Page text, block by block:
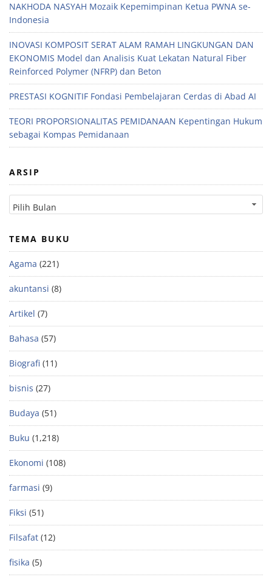
NAKHODA NASYAH Mozaik Kepemimpinan Ketua PWNA se-
Indonesia
INOVASI KOMPOSIT SERAT ALAM RAMAH LINGKUNGAN DAN
EKONOMIS Model dan Analisis Kuat Lekatan Natural Fiber
Reinforced Polymer (NFRP) dan Beton
PRESTASI KOGNITIF Fondasi Pembelajaran Cerdas di Abad AI
TEORI PROPORSIONALITAS PEMIDANAAN Kepentingan Hukum
sebagai Kompas Pemidanaan
ARSIP
TEMA BUKU
Agama (221)
akuntansi (8)
Artikel (7)
Bahasa (57)
Biografi (11)
bisnis (27)
Budaya (51)
Buku (1,218)
Ekonomi (108)
farmasi (9)
Fiksi (51)
Filsafat (12)
fisika (5)